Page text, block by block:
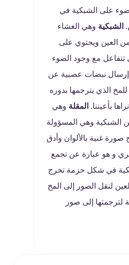
على الشبكية في
الشبكية وهي الغشاء
العين ويحتوي على
تتفاعل مع وجود الضوء
نبضات عصبية عن
الذي يترجمها بدوره
بأعيننا. المقلة وهي
الشبكية وهي المسؤولة
غنية بالألوان وأدق
و هو عبارة عن تجمع
في شكل حزمة تخرج
لنقل الصور إلى المخ
إلى صور